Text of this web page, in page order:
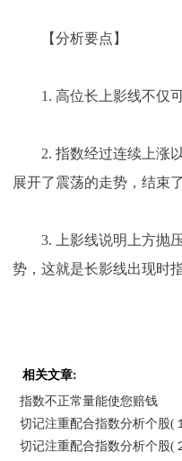
【分析要点】
1. 高位长上影线不仅可
2. 指数经过连续上涨以
展开了震荡的走势，结束
3. 上影线说明上方抛压
势，这就是长影线出现时
相关文章:
指数不正常量能使您赔钱
切记注重配合指数分析个股(
切记注重配合指数分析个股(